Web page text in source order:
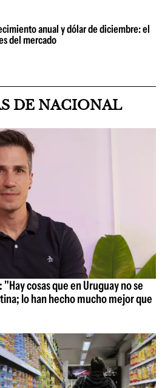
anual y dólar de diciembre: el
del mercado
DE NACIONAL
cosas que en Uruguay no se
lo han hecho mucho mejor que